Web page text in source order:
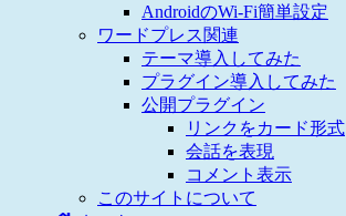
AndroidのWi-Fi簡単設定
ワードプレス関連
テーマ導入してみた
プラグイン導入してみた
公開プラグイン
リンクをカード形式
会話を表現
コメント表示
このサイトについて